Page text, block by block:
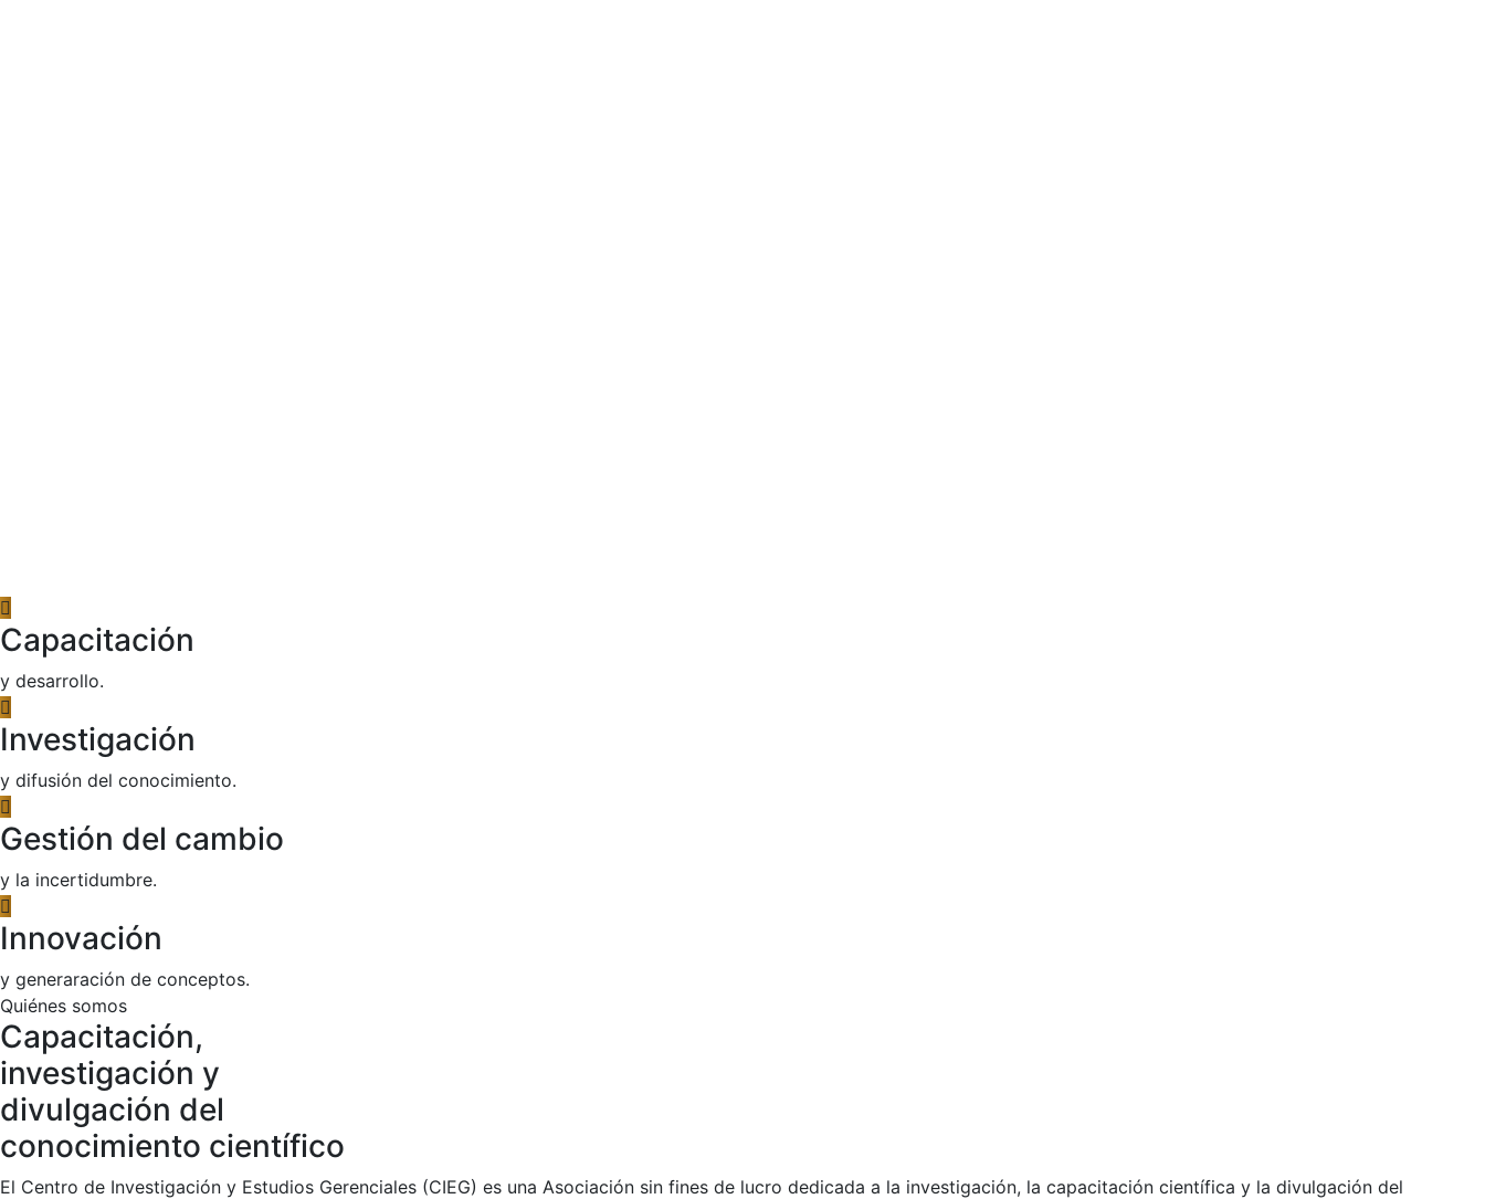
Capacitación
y desarrollo.
Investigación
y difusión del conocimiento.
Gestión del cambio
y la incertidumbre.
Innovación
y generaración de conceptos.
Quiénes somos
Capacitación,
investigación y
divulgación del
conocimiento científico
El Centro de Investigación y Estudios Gerenciales (CIEG) es una Asociación sin fines de lucro dedicada a la investigación, la capacitación científica y la divulgación del